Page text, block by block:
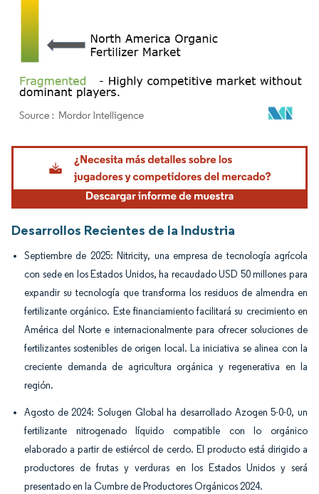
Imagen © Mordor Intelligence. El uso requiere atribución según CC BY 4.0.
Desarrollos Recientes de la Industria
Septiembre de 2025: Nitricity, una empresa de tecnología agrícola
con sede en los Estados Unidos, ha recaudado USD 50 millones para
expandir su tecnología que transforma los residuos de almendra en
fertilizante orgánico. Este financiamiento facilitará su crecimiento en
América del Norte e internacionalmente para ofrecer soluciones de
fertilizantes sostenibles de origen local. La iniciativa se alinea con la
creciente demanda de agricultura orgánica y regenerativa en la
región.
Agosto de 2024: Solugen Global ha desarrollado Azogen 5-0-0, un
fertilizante nitrogenado líquido compatible con lo orgánico
elaborado a partir de estiércol de cerdo. El producto está dirigido a
productores de frutas y verduras en los Estados Unidos y será
presentado en la Cumbre de Productores Orgánicos 2024.